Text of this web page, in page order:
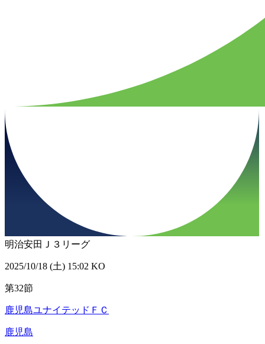
明治安田Ｊ３リーグ
2025/10/18 (土) 15:02 KO
第32節
鹿児島ユナイテッドＦＣ
鹿児島